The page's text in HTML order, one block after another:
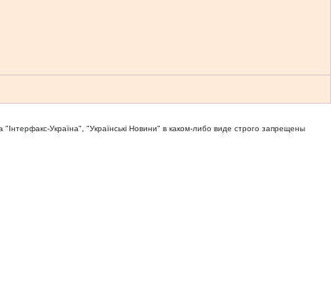
Україна", "Українськi Новини" в каком-либо виде строго запрещены